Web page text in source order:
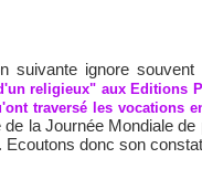
suivante ignore souvent
religieux" aux Editions
traversé les vocations
la Journée Mondiale de
Ecoutons donc son